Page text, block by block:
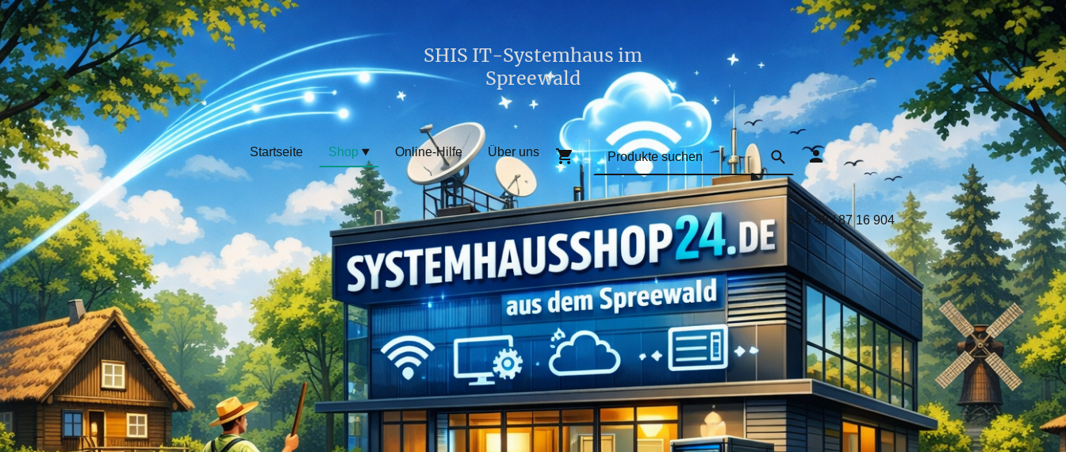
SHIS IT-Systemhaus im
Spreewald
Startseite Shop Online-Hilfe Über uns
0 35 42 / 87 16 904